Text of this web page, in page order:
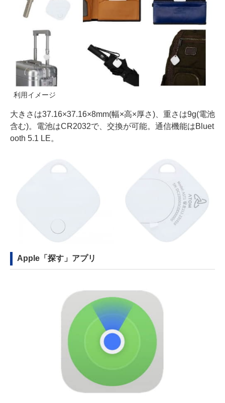
利用イメージ
大きさは37.16×37.16×8mm(幅×高×厚さ)、重さは9g(電池
含む)。電池はCR2032で、交換が可能。通信機能はBluet
ooth 5.1 LE。
Apple「探す」アプリ